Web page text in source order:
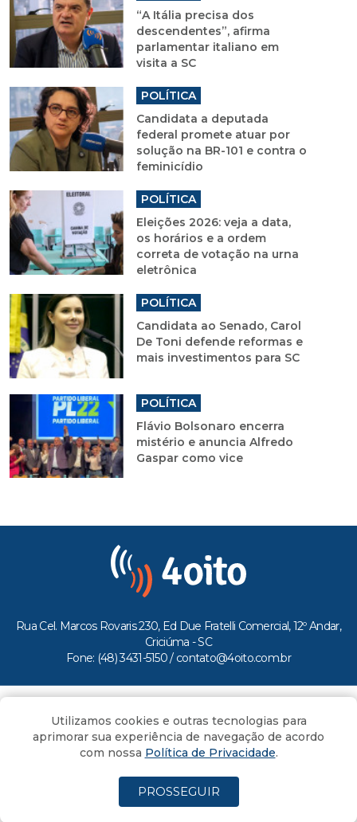
“A Itália precisa dos
descendentes”, afirma
parlamentar italiano em
visita a SC
POLÍTICA
Candidata a deputada
federal promete atuar por
solução na BR-101 e contra o
feminicídio
POLÍTICA
Eleições 2026: veja a data,
os horários e a ordem
correta de votação na urna
eletrônica
POLÍTICA
Candidata ao Senado, Carol
De Toni defende reformas e
mais investimentos para SC
POLÍTICA
Flávio Bolsonaro encerra
mistério e anuncia Alfredo
Gaspar como vice
Rua Cel. Marcos Rovaris 230, Ed Due Fratelli Comercial, 12º Andar,
Criciúma - SC
Fone: (48) 3431-5150 / contato@4oito.com.br
Todos os direitos reservados ao Portal 4oito
Utilizamos cookies e outras tecnologias para
aprimorar sua experiência de navegação de acordo
com nossa Política de Privacidade.
PROSSEGUIR